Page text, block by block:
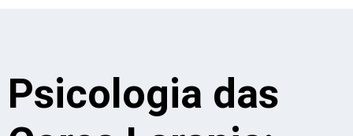
Psicologia das